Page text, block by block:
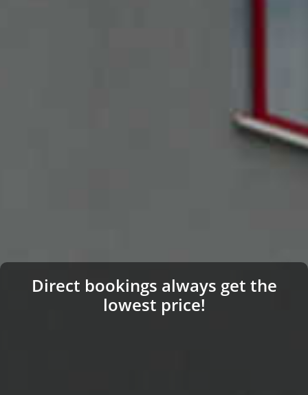
Direct bookings always get the
lowest price!